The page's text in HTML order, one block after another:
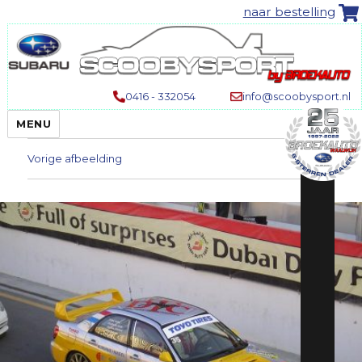
naar bestelling
0416 - 332054 info@scoobysport.nl
MENU
Vorige afbeelding